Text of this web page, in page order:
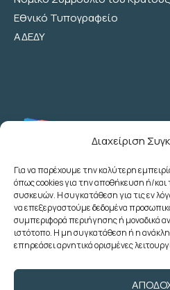
Διαχείριση
Για να παρέχουμε την καλύτερη
όπως cookies για την αποθήκευση ή/
συσκευών. Η συγκατάθεση για τις εν
να επεξεργαστούμε δεδομένα
συμπεριφορά περιήγησης ή μοναδικά
ιστότοπο. Η μη συγκατάθεση ή η
επηρεάσει αρνητικά ορισμένες
Εθνικό Τυπογραφείο
ΑΔΕΔΥ
Λεωχάρους 2 - 6ος Όροφος
(+30) 210 3622707
(+30) 2103633260
(+30) 2103622783